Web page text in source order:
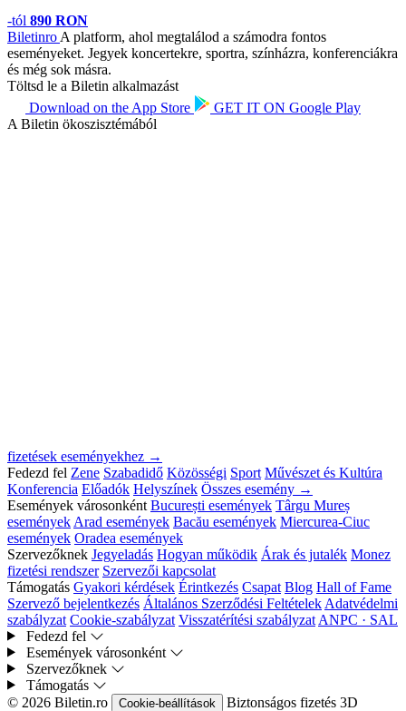
-tól 890 RON
Biletinro A platform, ahol megtalálod a számodra fontos
eseményeket. Jegyek koncertekre, sportra, színházra, konferenciákra
és még sok másra.
Töltsd le a Biletin alkalmazást
Download on the App Store GET IT ON Google Play
A Biletin ökoszisztémából
fizetések eseményekhez →
Fedezd fel Zene Szabadidő Közösségi Sport Művészet és Kultúra
Konferencia Előadók Helyszínek Összes esemény →
Események városonként București események Târgu Mureș
események Arad események Bacău események Miercurea-Ciuc
események Oradea események
Szervezőknek Jegyeladás Hogyan működik Árak és jutalék Monez
fizetési rendszer Szervezői kapcsolat
Támogatás Gyakori kérdések Érintkezés Csapat Blog Hall of Fame
Szervező bejelentkezés Általános Szerződési Feltételek Adatvédelmi
szabályzat Cookie-szabályzat Visszatérítési szabályzat ANPC · SAL
Fedezd fel
Események városonként
Szervezőknek
Támogatás
© 2026 Biletin.ro
Cookie-beállítások Biztonságos fizetés 3D